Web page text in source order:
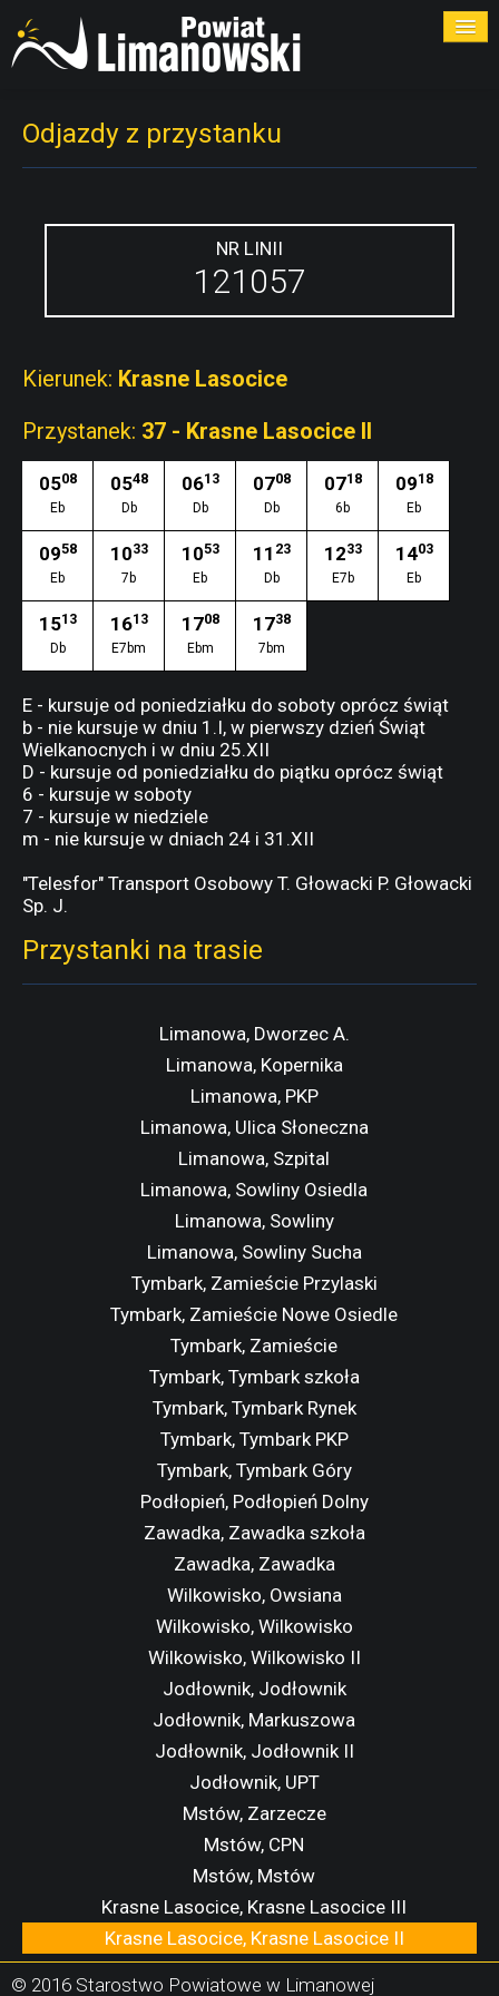
PRZYSTANKI
PRZEWOŹNICY
Odjazdy z przystanku
NR LINII
121057
Kierunek: Krasne Lasocice
Przystanek: 37 - Krasne Lasocice II
0508
Eb
0548
Db
0613
Db
0708
Db
0718
6b
0918
Eb
0958
Eb
1033
7b
1053
Eb
11 23
Db
1233
E7b
1403
Eb
1513
Db
1613
E7bm
1708
Ebm
1738
7bm
E - kursuje od poniedziałku do soboty oprócz świąt
b - nie kursuje w dniu 1.I, w pierwszy dzień Świąt
Wielkanocnych i w dniu 25.XII
D - kursuje od poniedziałku do piątku oprócz świąt
6 - kursuje w soboty
7 - kursuje w niedziele
m - nie kursuje w dniach 24 i 31.XII
"Telesfor" Transport Osobowy T. Głowacki P. Głowacki
Sp. J.
Przystanki na trasie
Limanowa, Dworzec A.
Limanowa, Kopernika
Limanowa, PKP
Limanowa, Ulica Słoneczna
Limanowa, Szpital
Limanowa, Sowliny Osiedla
Limanowa, Sowliny
Limanowa, Sowliny Sucha
Tymbark, Zamieście Przylaski
Tymbark, Zamieście Nowe Osiedle
Tymbark, Zamieście
Tymbark, Tymbark szkoła
Tymbark, Tymbark Rynek
Tymbark, Tymbark PKP
Tymbark, Tymbark Góry
Podłopień, Podłopień Dolny
Zawadka, Zawadka szkoła
Zawadka, Zawadka
Wilkowisko, Owsiana
Wilkowisko, Wilkowisko
Wilkowisko, Wilkowisko II
Jodłownik, Jodłownik
Jodłownik, Markuszowa
Jodłownik, Jodłownik II
Jodłownik, UPT
Mstów, Zarzecze
Mstów, CPN
Mstów, Mstów
Krasne Lasocice, Krasne Lasocice III
Krasne Lasocice, Krasne Lasocice II
Krasne Lasocice, Krasne Lasocice I
© 2016 Starostwo Powiatowe w Limanowej